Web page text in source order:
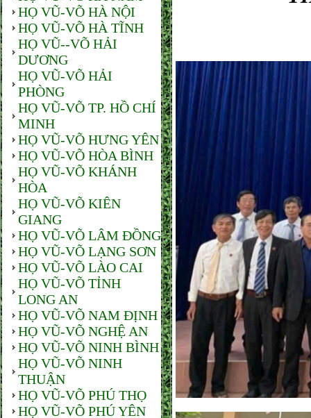
HỌ VŨ-VÕ HÀ NỘI
HỌ VŨ-VÕ HÀ TĨNH
HỌ VŨ--VÕ HẢI
DƯƠNG
HỌ VŨ-VÕ HẢI
PHÒNG
HỌ VŨ-VÕ TP. HỒ CHÍ
MINH
HỌ VŨ-VÕ HƯNG YÊN
HỌ VŨ-VÕ HÒA BÌNH
HỌ VŨ-VÕ KHÁNH
HÒA
HỌ VŨ-VÕ KIÊN
GIANG
HỌ VŨ-VÕ LÂM ĐỒNG
HỌ VŨ-VÕ LẠNG SƠN
HỌ VŨ-VÕ LÀO CAI
HỌ VŨ-VÕ TỈNH
LONG AN
HỌ VŨ-VÕ NAM ĐỊNH
HỌ VŨ-VÕ NGHỆ AN
HỌ VŨ-VÕ NINH BÌNH
HỌ VŨ-VÕ NINH
THUẬN
HỌ VŨ-VÕ PHÚ THỌ
HỌ VŨ-VÕ PHÚ YÊN